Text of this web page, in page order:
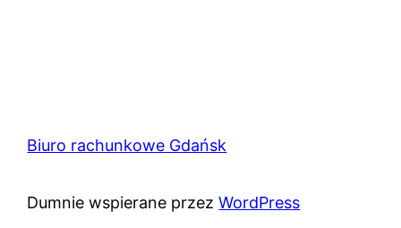
Biuro rachunkowe Gdańsk
Dumnie wspierane przezWordPress